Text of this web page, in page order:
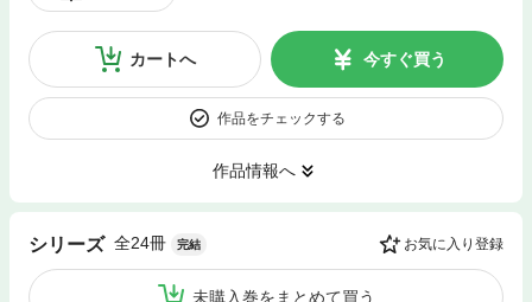
カートへ 今すぐ買う
作品をチェックする
作品情報へ
シリーズ 全24冊 完結 お気に入り登録
未購入巻をまとめて買う